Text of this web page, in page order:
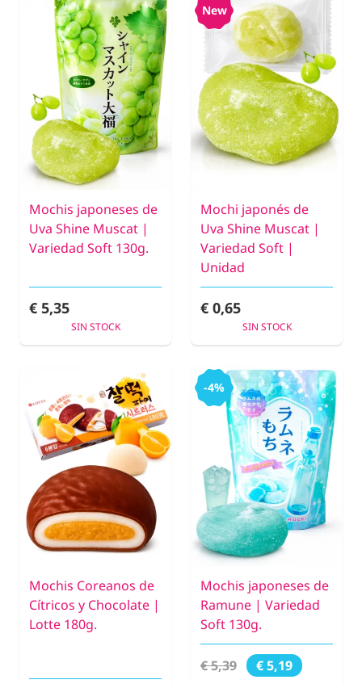
Mochis japoneses de
Uva Shine Muscat |
Variedad Soft 130g.
€ 5,35
SIN STOCK
New
Mochi japonés de
Uva Shine Muscat |
Variedad Soft |
Unidad
€ 0,65
SIN STOCK
Mochis Coreanos de
Cítricos y Chocolate |
Lotte 180g.
-4%
Mochis japoneses de
Ramune | Variedad
Soft 130g.
€ 5,39 € 5,19